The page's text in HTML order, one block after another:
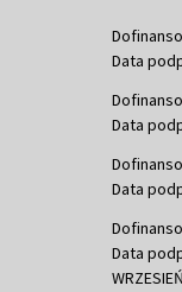
Data
Data
Data
Data